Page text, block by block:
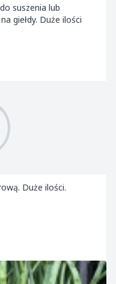
suszenia lub
giełdy. Duże ilości
Duże ilości.